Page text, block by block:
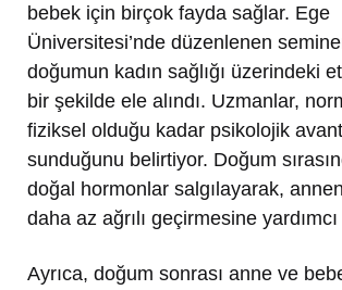
bebek için birçok fayda sağlar. Ege
Üniversitesi’nde düzenlenen
doğumun kadın sağlığı üzerindeki
bir şekilde ele alındı. Uzmanlar,
fiziksel olduğu kadar psikolojik
sunduğunu belirtiyor. Doğum
doğal hormonlar salgılayarak,
daha az ağrılı geçirmesine
Ayrıca, doğum sonrası anne ve